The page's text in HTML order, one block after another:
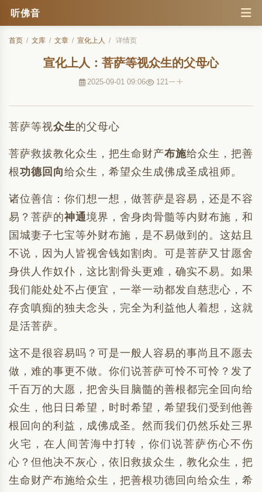
听佛音
首页 / 文库 / 文章 / 宣化上人 / 详情页
宣化上人：菩萨等视众生的父母心
2025-09-01 09:06 121
菩萨等视众生的父母心
菩萨救拔教化众生，把生命财产布施给众生，把善
根功德回向给众生，希望众生成佛成圣成祖师。
诸位善信：你们想一想，做菩萨是容易，还是不容
易？菩萨的神通境界，舍身肉骨髓等内财布施，和
国城妻子七宝等外财布施，是不易做到的。这姑且
不说，因为人皆视舍钱如割肉。可是菩萨又甘愿舍
身供人作奴仆，这比割骨头更难，确实不易。如果
我们能处处不占便宜，一举一动都发自慈悲心，不
存贪嗔痴的独夫念头，完全为利益他人着想，这就
是活菩萨。
这不是很容易吗？可是一般人容易的事尚且不愿去
做，难的事更不做。你们说菩萨可怜不可怜？发了
千百万的大愿，把舍头目脑髓的善根都完全回向给
众生，他日日希望，时时希望，希望我们受到他善
根回向的利益，成佛成圣。然而我们仍然乐处三界
火宅，在人间苦海中打转，你们说菩萨伤心不伤
心？但他决不灰心，依旧救拔众生，教化众生，把
生命财产布施给众生，把善根功德回向给众生，希